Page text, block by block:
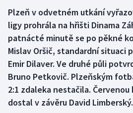
Box
Curling
Florbal
Futsal
Plzeň v odvetném utkání
ligy prohrála na hřišti Dinama
patnácté minutě se po pěkné
Mislav Oršič, standardní situaci
Emir Dilaver. Ve druhé půli
Bruno Petkovič. Plzeňským
2:1 zdaleka nestačila.
dostal v závěru David Limberský.